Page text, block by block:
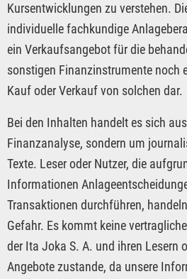
Kursentwicklungen zu verstehen.
individuelle fachkundige
ein Verkaufsangebot für die
sonstigen Finanzinstrumente noch
Kauf oder Verkauf von solchen dar.
Bei den Inhalten handelt es sich
Finanzanalyse, sondern um
Texte. Leser oder Nutzer, die
Informationen
Transaktionen durchführen,
Gefahr. Es kommt keine
der Ita Joka S. A. und ihren Lesern
Angebote zustande, da unsere